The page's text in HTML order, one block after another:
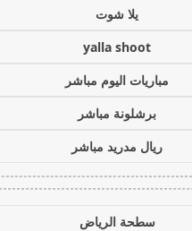
يلا شوت
yalla shoot
مباريات اليوم مباشر
برشلونة مباشر
ريال مدريد مباشر
سطحة الرياض